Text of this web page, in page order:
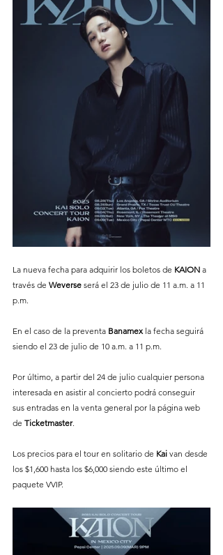
La nueva fecha para adquirir los boletos de KAION a
través de Weverse será el 23 de julio de 11 a.m. a 11
p.m.
En el caso de la preventa Banamex la fecha seguirá
siendo el 23 de julio de 10 a.m. a 11 p.m.
Por último, a partir del 24 de julio cualquier persona
interesada en asistir al concierto podrá conseguir
sus entradas en la venta general por la página web
de Ticketmaster.
Los precios para el tour en solitario de Kai van desde
los $1,600 hasta los $6,000 siendo este último el
paquete VVIP.